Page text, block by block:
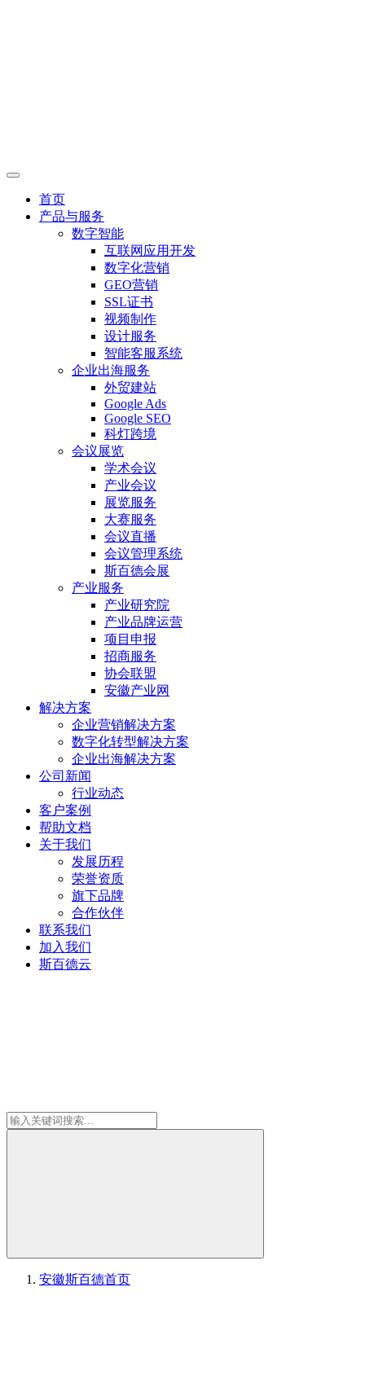
首页
产品与服务
数字智能
互联网应用开发
数字化营销
GEO营销
SSL证书
视频制作
设计服务
智能客服系统
企业出海服务
外贸建站
Google Ads
Google SEO
科灯跨境
会议展览
学术会议
产业会议
展览服务
大赛服务
会议直播
会议管理系统
斯百德会展
产业服务
产业研究院
产业品牌运营
项目申报
招商服务
协会联盟
安徽产业网
解决方案
企业营销解决方案
数字化转型解决方案
企业出海解决方案
公司新闻
行业动态
客户案例
帮助文档
关于我们
发展历程
荣誉资质
旗下品牌
合作伙伴
联系我们
加入我们
斯百德云
安徽斯百德首页